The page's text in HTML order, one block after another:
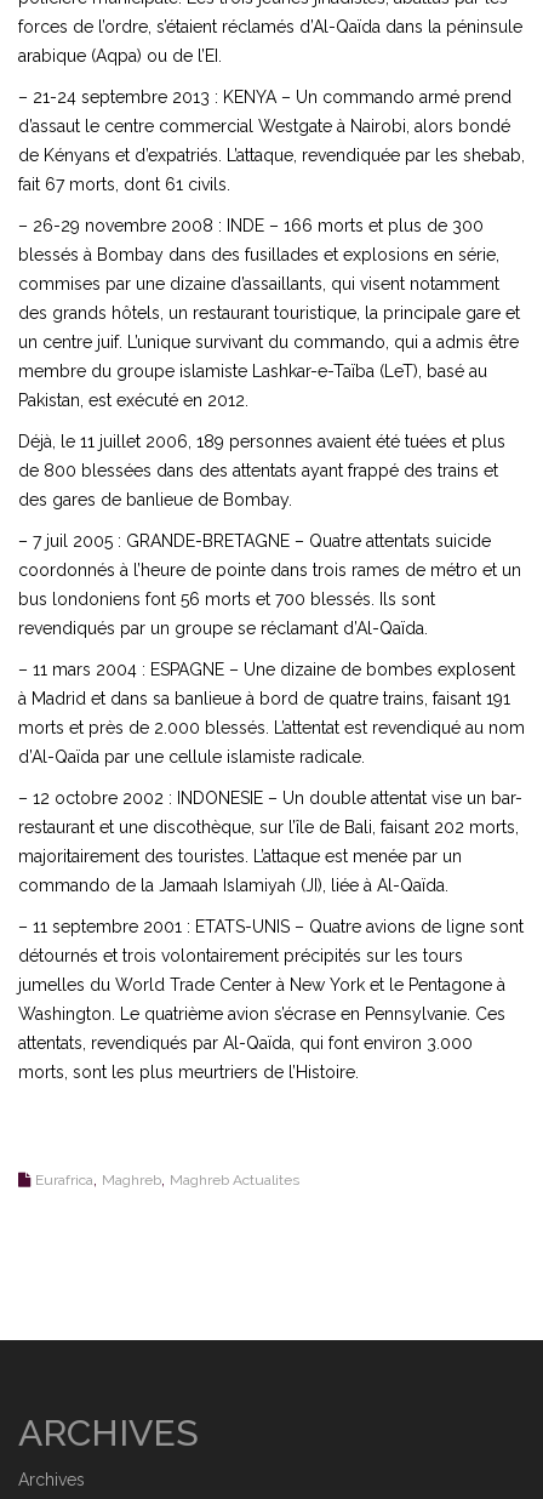
forces de l’ordre, s’étaient réclamés d’Al-Qaïda dans la péninsule
arabique (Aqpa) ou de l’EI.
– 21-24 septembre 2013 : KENYA – Un commando armé prend
d’assaut le centre commercial Westgate à Nairobi, alors bondé
de Kényans et d’expatriés. L’attaque, revendiquée par les shebab,
fait 67 morts, dont 61 civils.
– 26-29 novembre 2008 : INDE – 166 morts et plus de 300
blessés à Bombay dans des fusillades et explosions en série,
commises par une dizaine d’assaillants, qui visent notamment
des grands hôtels, un restaurant touristique, la principale gare et
un centre juif. L’unique survivant du commando, qui a admis être
membre du groupe islamiste Lashkar-e-Taïba (LeT), basé au
Pakistan, est exécuté en 2012.
Déjà, le 11 juillet 2006, 189 personnes avaient été tuées et plus
de 800 blessées dans des attentats ayant frappé des trains et
des gares de banlieue de Bombay.
– 7 juil 2005 : GRANDE-BRETAGNE – Quatre attentats suicide
coordonnés à l’heure de pointe dans trois rames de métro et un
bus londoniens font 56 morts et 700 blessés. Ils sont
revendiqués par un groupe se réclamant d’Al-Qaïda.
– 11 mars 2004 : ESPAGNE – Une dizaine de bombes explosent
à Madrid et dans sa banlieue à bord de quatre trains, faisant 191
morts et près de 2.000 blessés. L’attentat est revendiqué au nom
d’Al-Qaïda par une cellule islamiste radicale.
– 12 octobre 2002 : INDONESIE – Un double attentat vise un bar-
restaurant et une discothèque, sur l’île de Bali, faisant 202 morts,
majoritairement des touristes. L’attaque est menée par un
commando de la Jamaah Islamiyah (JI), liée à Al-Qaïda.
– 11 septembre 2001 : ETATS-UNIS – Quatre avions de ligne sont
détournés et trois volontairement précipités sur les tours
jumelles du World Trade Center à New York et le Pentagone à
Washington. Le quatrième avion s’écrase en Pennsylvanie. Ces
attentats, revendiqués par Al-Qaïda, qui font environ 3.000
morts, sont les plus meurtriers de l’Histoire.
Eurafrica Maghreb Maghreb Actualites
ARCHIVES
Archives